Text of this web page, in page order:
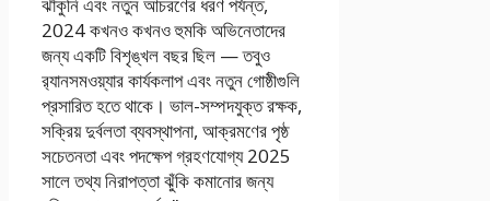
ঝাঁকুনি এবং নতুন আচরণের ধরণ পর্যন্ত,
2024 কখনও কখনও হুমকি অভিনেতাদের
জন্য একটি বিশৃঙ্খল বছর ছিল — তবুও
র‍্যানসমওয়্যার কার্যকলাপ এবং নতুন গোষ্ঠীগুলি
প্রসারিত হতে থাকে। ভাল-সম্পদযুক্ত রক্ষক,
সক্রিয় দুর্বলতা ব্যবস্থাপনা, আক্রমণের পৃষ্ঠ
সচেতনতা এবং পদক্ষেপ গ্রহণযোগ্য 2025
সালে তথ্য নিরাপত্তা ঝুঁকি কমানোর জন্য